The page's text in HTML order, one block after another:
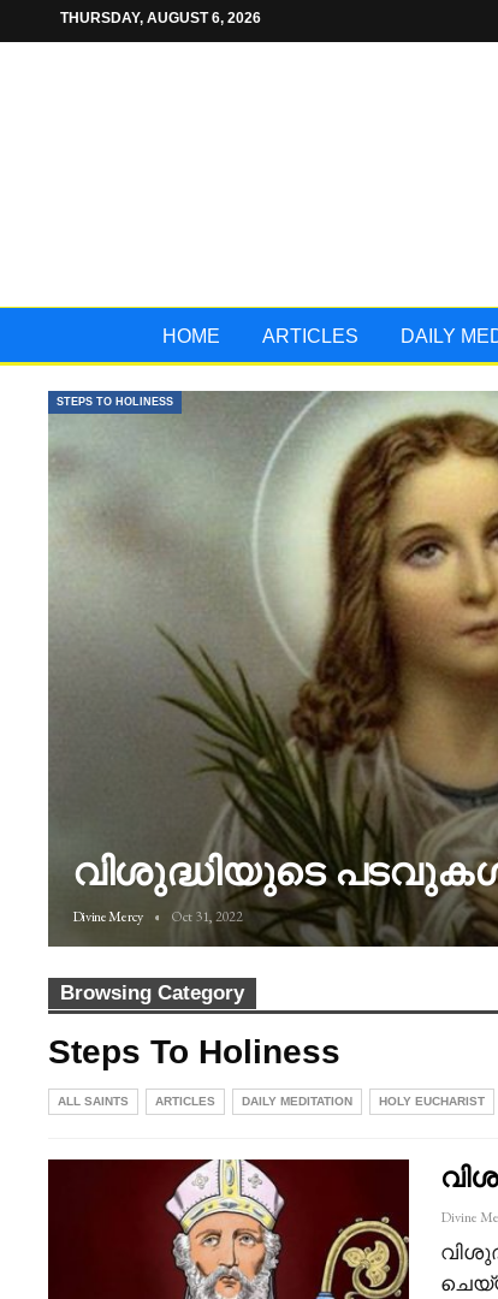
THURSDAY, AUGUST 6, 2026
HOME ARTICLES DAILY
STEPS TO HOLINESS
വിശുദ്ധിയുടെ പടവുകൾ
Divine Mercy Oct 31, 2022
Browsing Category
Steps To Holiness
ALL SAINTS ARTICLES DAILY MEDITATION HOLY EUCHARIST
Divine